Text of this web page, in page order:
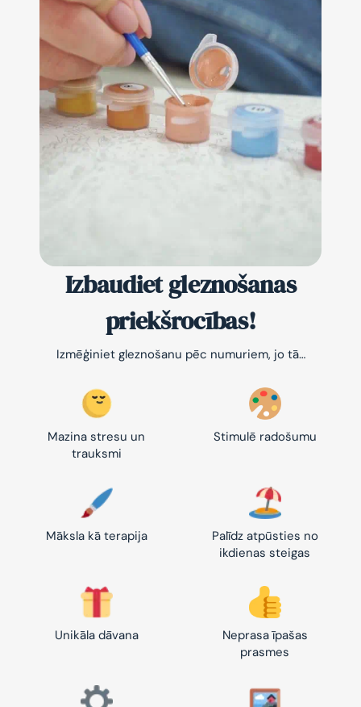
Izbaudiet gleznošanas
priekšrocības!
Izmēģiniet gleznošanu pēc numuriem, jo tā…
Mazina stresu un
trauksmi
Stimulē radošumu
Māksla kā terapija
Palīdz atpūsties no
ikdienas steigas
Unikāla dāvana
Neprasa īpašas
prasmes